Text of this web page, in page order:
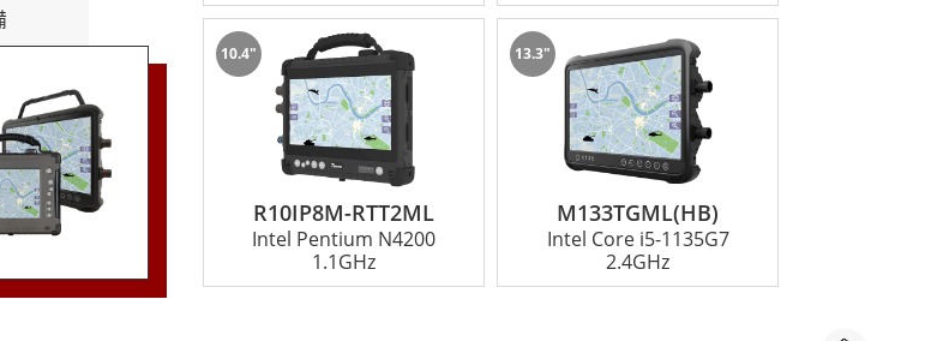
級超強固型平板電腦配備陽光下可讀的顯示器，可提供卓越的亮度，即使在明亮、陽光明
還是軍事操作員檢查戰術數據，這些顯示器都可確保輕鬆存取訊息，從而增強態勢感知和
無縫連接性。它們提供一系列連接選項，包括Wi-Fi、藍牙、可選的4G/LTE、GPS等，確保
RS232等各種埠，可輕鬆與週邊設備和配件集成，進一步擴展了其可用性。
R10IP8M-RTT2ML
10.4"
Intel Pentium N4200
1.1GHz
M133TGML(HB)
13.3"
Intel Core i5­-1135G7
2.4GHz